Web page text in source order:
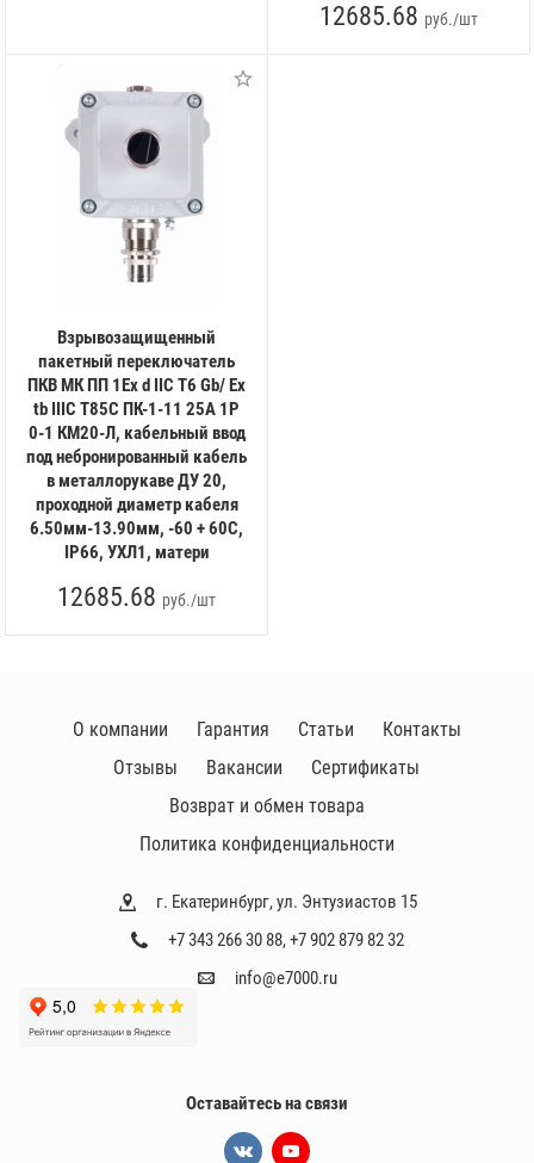
12685.68 руб./шт
Взрывозащищенный
пакетный переключатель
ПКВ МК ПП 1Ex d IIC T6 Gb/ Ex
tb IIIC T85C ПК-1-11 25А 1P
0-1 КМ20-Л, кабельный ввод
под небронированный кабель
в металлорукаве ДУ 20,
проходной диаметр кабеля
6.50мм-13.90мм, -60 + 60С,
IP66, УХЛ1, матери
12685.68 руб./шт
г. Екатеринбург, ул. Энтузиастов 15
+7 343 266 30 88,+7 902 879 82 32
info@e7000.ru
О компании Гарантия Статьи
Контакты
Отзывы
Вакансии
Сертификаты
Возврат и обмен товара
Политика конфиденциальности
Оставайтесь на связи